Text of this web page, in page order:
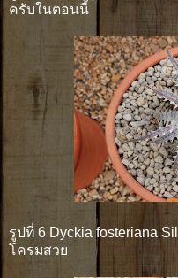
ครับในตอนนี้
รูปที่ 6 Dyckia fosteriana
โครมสวย